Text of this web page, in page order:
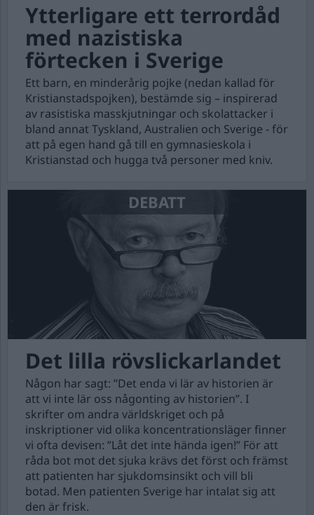
Ytterligare ett terrordåd
med nazistiska
förtecken i Sverige
Ett barn, en minderårig pojke (nedan kallad för
Kristianstadspojken), bestämde sig – inspirerad
av rasistiska masskjutningar och skolattacker i
bland annat Tyskland, Australien och Sverige - för
att på egen hand gå till en gymnasieskola i
Kristianstad och hugga två personer med kniv.
DEBATT
Det lilla rövslickarlandet
Någon har sagt: ”Det enda vi lär av historien är
att vi inte lär oss någonting av historien”. I
skrifter om andra världskriget och på
inskriptioner vid olika koncentrationsläger finner
vi ofta devisen: ”Låt det inte hända igen!” För att
råda bot mot det sjuka krävs det först och främst
att patienten har sjukdomsinsikt och vill bli
botad. Men patienten Sverige har intalat sig att
den är frisk.